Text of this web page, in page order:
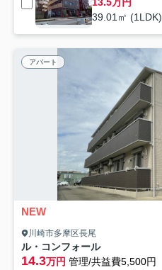
13.5万円
39.01㎡ (1LDK)
アパート
NEW
川崎市多摩区長尾
ル・コンフォール
14.3万円 管理/共益費5,500円